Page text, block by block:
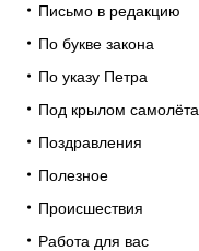
Письмо в редакцию
По букве закона
По указу Петра
Под крылом самолёта
Поздравления
Полезное
Происшествия
Работа для вас